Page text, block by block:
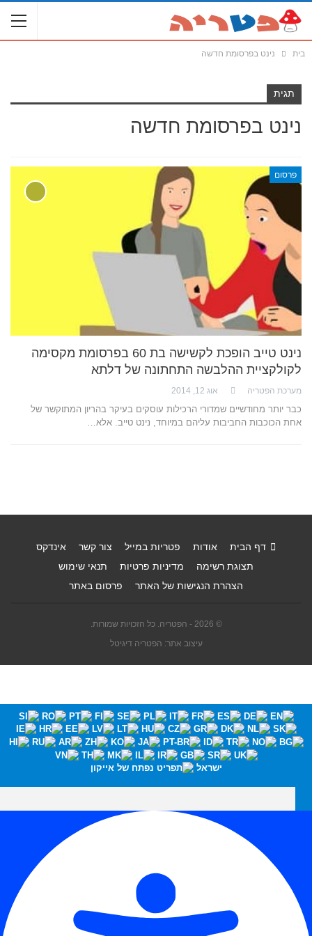
בית נינט בפרסומת חדשה
תגית
נינט בפרסומת חדשה
פרסום
נינט טייב הופכת לקשישה בת 60 בפרסומת מקסימה
לקולקציית ההלבשה התחתונה של דלתא
מערכת הפטריה אוג 12, 2014
כבר יותר מחודשיים שמדורי הרכילות עוסקים בעיקר בהריון המתוקשר של
אחת הכוכבות החביבות עליהם במיוחד, נינט טייב. אלא…
דף הבית אודות פטריות במייל צור קשר
אינדקס
תצוגת רשימה
מדיניות פרטיות
תנאי שימוש
הצהרת הנגישות של האתר
פרסום באתר
© 2026 - הפטריה. כל הזכויות שמורות.
עיצוב אתר: הפטריה דיגיטל
ישראל